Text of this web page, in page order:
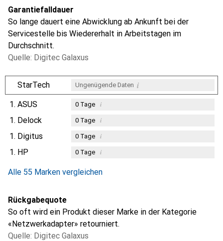
Garantiefalldauer
So lange dauert eine Abwicklung ab Ankunft bei der
Servicestelle bis Wiedererhalt in Arbeitstagen im
Durchschnitt.
Quelle: Digitec Galaxus
StarTech Ungenügende Daten i
1. ASUS 0Tage i
1. Delock 0Tage i
1. Digitus 0Tage i
1. HP 0Tage i
Alle 55 Marken vergleichen
Rückgabequote
So oft wird ein Produkt dieser Marke in der Kategorie
«Netzwerkadapter» retourniert.
Quelle: Digitec Galaxus